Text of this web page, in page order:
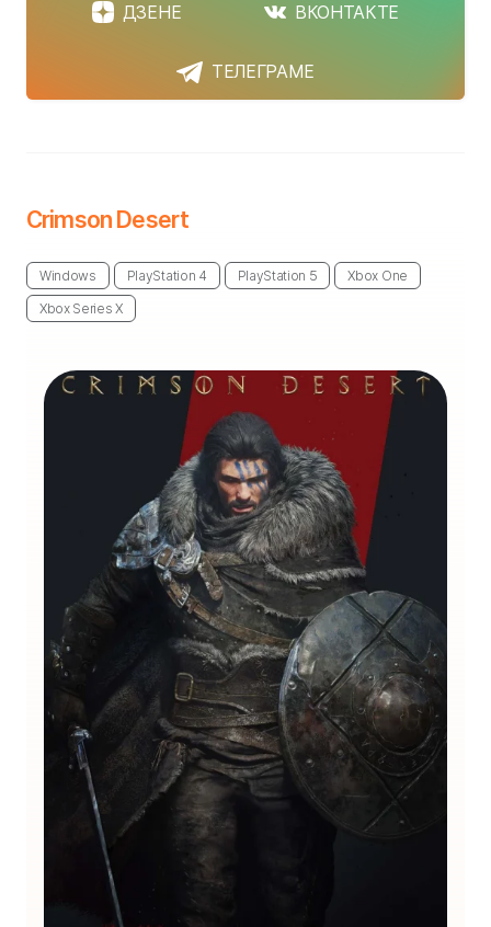
ДЗЕНЕ ВКОНТАКТЕ
ТЕЛЕГРАМЕ
Crimson Desert
Windows PlayStation 4 PlayStation 5 Xbox One
Xbox Series X